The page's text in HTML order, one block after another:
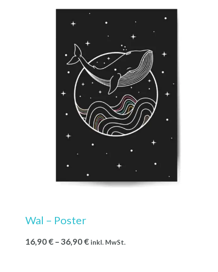
Wal – Poster
16,90€–36,90€ inkl. MwSt.